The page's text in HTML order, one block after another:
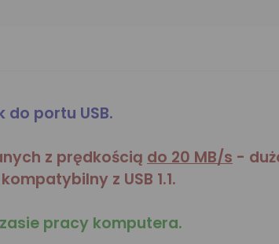
portu USB.
z prędkością do 20 MB/s -
z USB 1.1.
pracy komputera.